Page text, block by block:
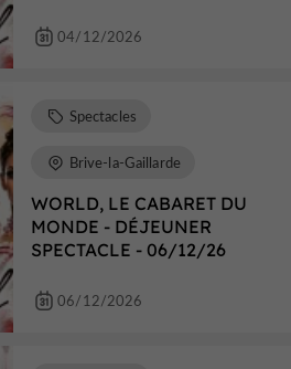
04/12/2026
WORLD, LE CABARET DU
MONDE - DÉJEUNER
SPECTACLE - 06/12/26
Spectacles
Brive-la-Gaillarde
06/12/2026